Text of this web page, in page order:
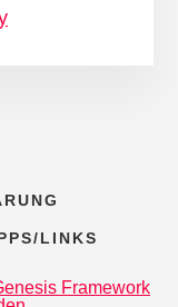
LINKS
Framework